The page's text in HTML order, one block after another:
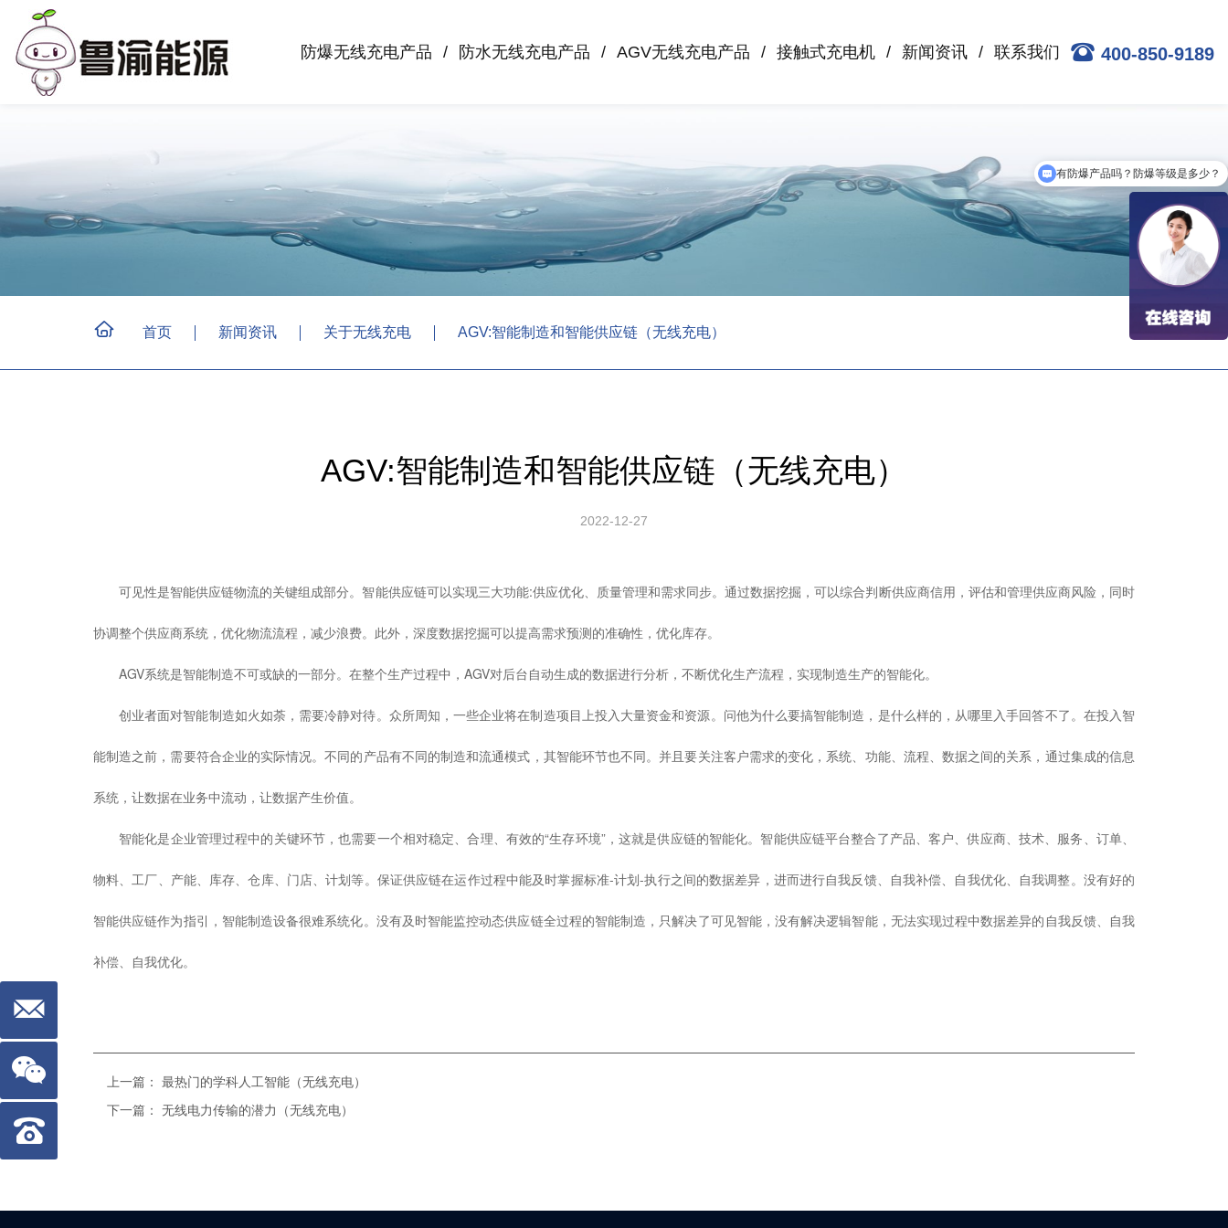
400-850-9189
防爆无线充电产品 防水无线充电产品 AGV无线充电产品 接触式充电机 新闻资讯 联系我们
首页 新闻资讯 关于无线充电 AGV:智能制造和智能供应链（无线充电）
AGV:智能制造和智能供应链（无线充电）
2022-12-27
可见性是智能供应链物流的关键组成部分。智能供应链可以实现三大功能:供应优化、质量管理和需求同步。通过数据挖掘，可以综合判断供应商信用，评估和管理供应商风险，同时
协调整个供应商系统，优化物流流程，减少浪费。此外，深度数据挖掘可以提高需求预测的准确性，优化库存。
AGV系统是智能制造不可或缺的一部分。在整个生产过程中，AGV对后台自动生成的数据进行分析，不断优化生产流程，实现制造生产的智能化。
创业者面对智能制造如火如荼，需要冷静对待。众所周知，一些企业将在制造项目上投入大量资金和资源。问他为什么要搞智能制造，是什么样的，从哪里入手回答不了。在投入智
能制造之前，需要符合企业的实际情况。不同的产品有不同的制造和流通模式，其智能环节也不同。并且要关注客户需求的变化，系统、功能、流程、数据之间的关系，通过集成的信息
系统，让数据在业务中流动，让数据产生价值。
智能化是企业管理过程中的关键环节，也需要一个相对稳定、合理、有效的“生存环境”，这就是供应链的智能化。智能供应链平台整合了产品、客户、供应商、技术、服务、订单、
物料、工厂、产能、库存、仓库、门店、计划等。保证供应链在运作过程中能及时掌握标准-计划-执行之间的数据差异，进而进行自我反馈、自我补偿、自我优化、自我调整。没有好的
智能供应链作为指引，智能制造设备很难系统化。没有及时智能监控动态供应链全过程的智能制造，只解决了可见智能，没有解决逻辑智能，无法实现过程中数据差异的自我反馈、自我
补偿、自我优化。
上一篇：
最热门的学科人工智能（无线充电）
下一篇：
无线电力传输的潜力（无线充电）
有防爆产品吗？防爆等级是多少？